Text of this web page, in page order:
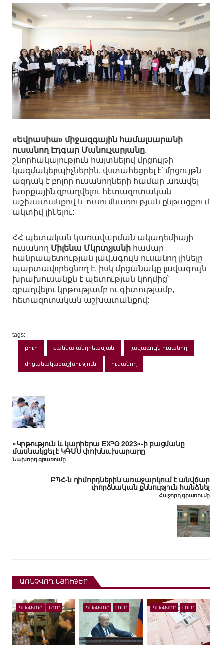
«Եվրասիա» միջազգային համալսարանի
ուսանող Էդգար Մանուչարյանը,
շնորհակալություն հայտնելով մրցույթի
կազմակերպիչներին, վստահեցրել է՝ մրցույթն
ազդակ է բոլոր ուսանողների համար առավել
խորքային զբաղվելու հետազոտական
աշխատանքով և ուսումնառության ընթացքում
ակտիվ լինելու:
ՀՀ պետական կառավարման ակադեմիայի
ուսանող Միլենա Մկրտչյանի համար
հանրապետության լավագույն ուսանող լինելը
պարտավորեցնող է, իսկ մրցանակը լավագույն
խրախուսանքն է պետության կողմից՝
զբաղվելու կրթությամբ ու գիտությամբ,
հետազոտական աշխատանքով:
tags:
բուհ ժաննա անդրեասյան լավագույն ուսանող
մրցանակաբաշխություն ուսանող
«Կրթություն և կարիերա EXPO 2023»-ի բացմանը
մասնակցել է ԿԳՄՍ փոխնախարարը
Նախորդ գրառումը
ԲՊՀ-ն դիմորդներին առաջարկում է անվճար
փորձնական քննություն հանձնել
Հաջորդ գրառումը
ԱՌՆՉՎՈՂ ՆՅՈՒԹԵՐ
ԳԼԽԱՎՈՐ ԼՈՒՐ ԳԼԽԱՎՈՐ ԼՈՒՐ ԳԼԽԱՎՈՐ ԼՈՒՐ